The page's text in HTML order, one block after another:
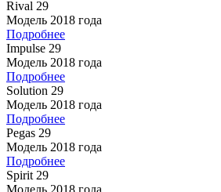
Rival 29
Модель 2018 года
Подробнее
Impulse 29
Модель 2018 года
Подробнее
Solution 29
Модель 2018 года
Подробнее
Pegas 29
Модель 2018 года
Подробнее
Spirit 29